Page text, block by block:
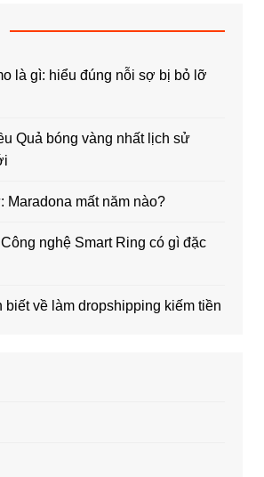
là gì: hiểu đúng nỗi sợ bị bỏ lỡ
Quả bóng vàng nhất lịch sử
Maradona mất năm nào?
nghệ Smart Ring có gì đặc
biết về làm dropshipping kiếm tiền